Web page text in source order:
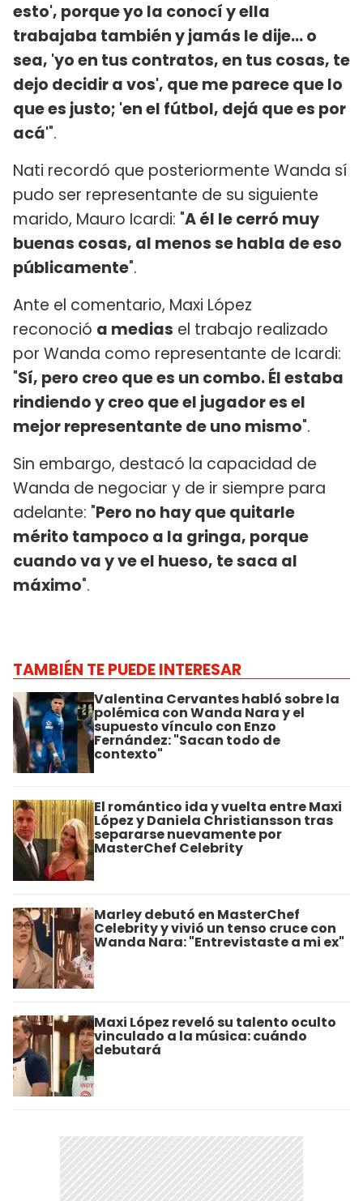
esto', porque yo la conocí y ella
trabajaba también y jamás le dije... o
sea, 'yo en tus contratos, en tus cosas, te
dejo decidir a vos', que me parece que lo
que es justo; 'en el fútbol, dejá que es por
acá'".
Nati recordó que posteriormente Wanda sí
pudo ser representante de su siguiente
marido, Mauro Icardi: "A él le cerró muy
buenas cosas, al menos se habla de eso
públicamente".
Ante el comentario, Maxi López
reconoció a medias el trabajo realizado
por Wanda como representante de Icardi:
"Sí, pero creo que es un combo. Él estaba
rindiendo y creo que el jugador es el
mejor representante de uno mismo".
Sin embargo, destacó la capacidad de
Wanda de negociar y de ir siempre para
adelante: "Pero no hay que quitarle
mérito tampoco a la gringa, porque
cuando va y ve el hueso, te saca al
máximo".
TAMBIÉN TE PUEDE INTERESAR
Valentina Cervantes habló sobre la
polémica con Wanda Nara y el
supuesto vínculo con Enzo
Fernández: "Sacan todo de
contexto"
El romántico ida y vuelta entre Maxi
López y Daniela Christiansson tras
separarse nuevamente por
MasterChef Celebrity
Marley debutó en MasterChef
Celebrity y vivió un tenso cruce con
Wanda Nara: "Entrevistaste a mi ex"
Maxi López reveló su talento oculto
vinculado a la música: cuándo
debutará